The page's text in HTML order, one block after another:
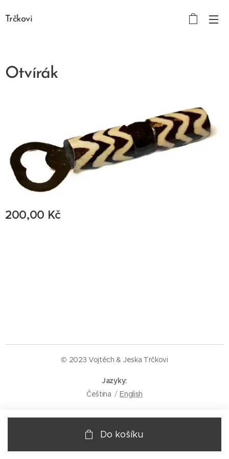
Trčkovi
Otvírák
200,00 Kč
Do košíku
© 2023 Vojtěch & Jeska Trčkovi
Jazyky
Čeština
English